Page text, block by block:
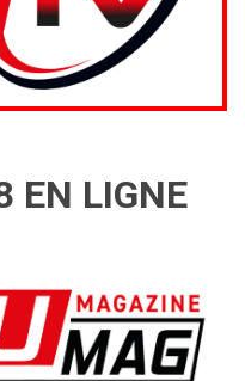
EN LIGNE